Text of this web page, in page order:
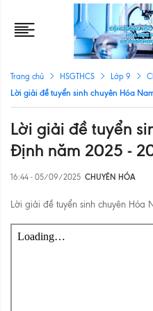
Trang chủ HSGTHCS Lớp 9
Lời giải đề tuyển sinh chuyên Hóa
Lời giải đề tuyển
Định năm 2025 -
16:44 - 05/09/2025 CHUYÊN HÓA
Lời giải đề tuyển sinh chuyên Hóa